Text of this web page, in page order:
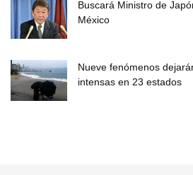
Buscará Ministro de
México
Nueve fenómenos
intensas en 23 estados